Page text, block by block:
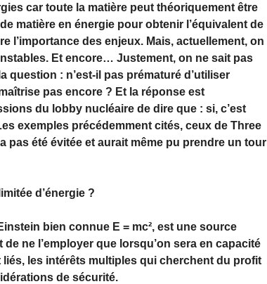
car toute la matière peut théoriquement être
matière en énergie pour obtenir l’équivalent de
l’importance des enjeux. Mais, actuellement, on
Et encore… Justement, on ne sait pas
question : n’est-il pas prématuré d’utiliser
pas encore ? Et la réponse est
du lobby nucléaire de dire que : si, c’est
exemples précédemment cités, ceux de Three
pas été évitée et aurait même pu prendre un tour
d’énergie ?
bien connue E = mc², est une source
ne l’employer que lorsqu’on sera en capacité
les intérêts multiples qui cherchent du profit
de sécurité.